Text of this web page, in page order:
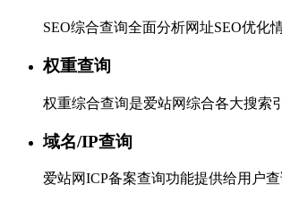
SEO综合查询全面分析网址SEO优化
权重查询
权重综合查询是爱站网综合各大搜索
域名/IP查询
爱站网ICP备案查询功能提供给用户